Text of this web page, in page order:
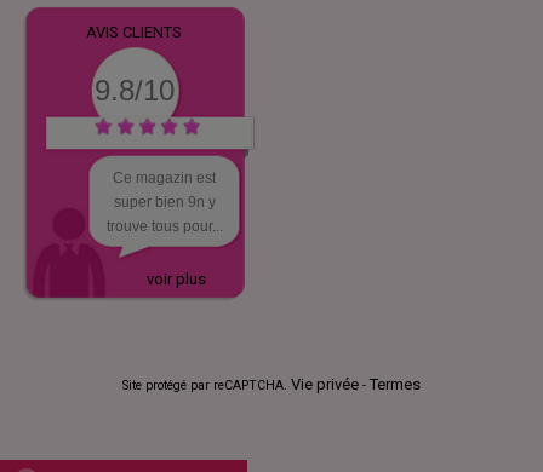
AVIS CLIENTS
9.8/10
Ce magazin est
super bien 9n y
trouve tous pour...
voir plus
Site protégé par reCAPTCHA. Vie privée - Termes